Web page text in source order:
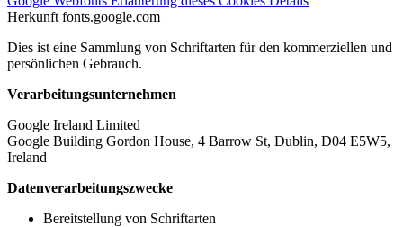
Herkunft fonts.google.com
Dies ist eine Sammlung von Schriftarten für den kommerziellen und
persönlichen Gebrauch.
Verarbeitungsunternehmen
Google Ireland Limited
Google Building Gordon House, 4 Barrow St, Dublin, D04 E5W5,
Ireland
Datenverarbeitungszwecke
Bereitstellung von Schriftarten